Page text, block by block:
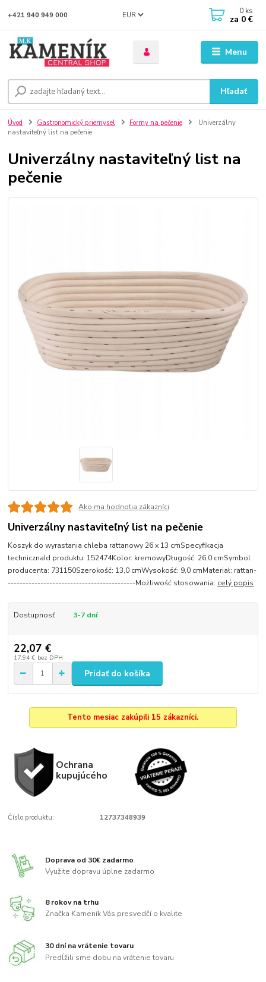
Menu
EUR
Hľadať
+421 940 949 000 0 ks
za 0 €
Úvod Gastronomický priemysel Formy na pečenie
Univerzálny
nastaviteľný list na pečenie
Univerzálny nastaviteľný list na
pečenie
Ako ma hodnotia zákazníci
Univerzálny nastaviteľný list na pečenie
Koszyk do wyrastania chleba rattanowy 26 x 13 cmSpecyfikacja
technicznaId produktu: 152474Kolor: kremowyDługość: 26,0 cmSymbol
producenta: 731150Szerokość: 13,0 cmWysokość: 9,0 cmMateriał: rattan-
-------------------------------------------Możliwość stosowania: celý popis
Dostupnosť 3-7 dní
22,07 €
17,94 € bez DPH
Pridať do košíka
Tento mesiac zakúpili 15 zákazníci.
Ochrana
kupujúcého
Číslo produktu: 12737348939
Doprava od 30€ zadarmo
Využite dopravu úplne zadarmo
8 rokov na trhu
Značka Kameník Vás presvedčí o kvalite
30 dní na vrátenie tovaru
Predĺžili sme dobu na vrátenie tovaru